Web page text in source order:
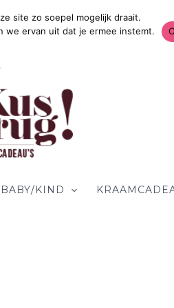
BABY/KIND
site zo soepel mogelijk draait.
we ervan uit dat je ermee instemt.